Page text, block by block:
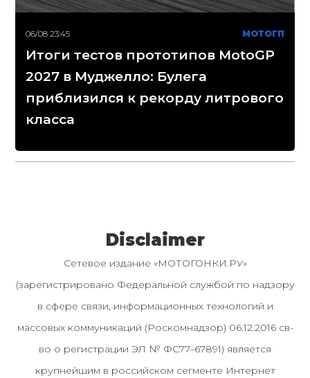
06/08 23:45 МОТОГП
Итоги тестов прототипов MotoGP
2027 в Муджелло: Булега
приблизился к рекорду литрового
класса
Disclaimer
Сетевое издание «МОТОГОНКИ.РУ»
(зарегистрировано Федеральной службой по надзору
в сфере связи, информационных технологий и
массовых коммуникаций (Роскомнадзор) 06.12.2016 св-
во о регистрации ЭЛ № ФС77–67891) является
крупнейшим в российском сегменте Интернет